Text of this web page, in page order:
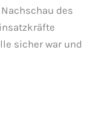
des
sicher war und